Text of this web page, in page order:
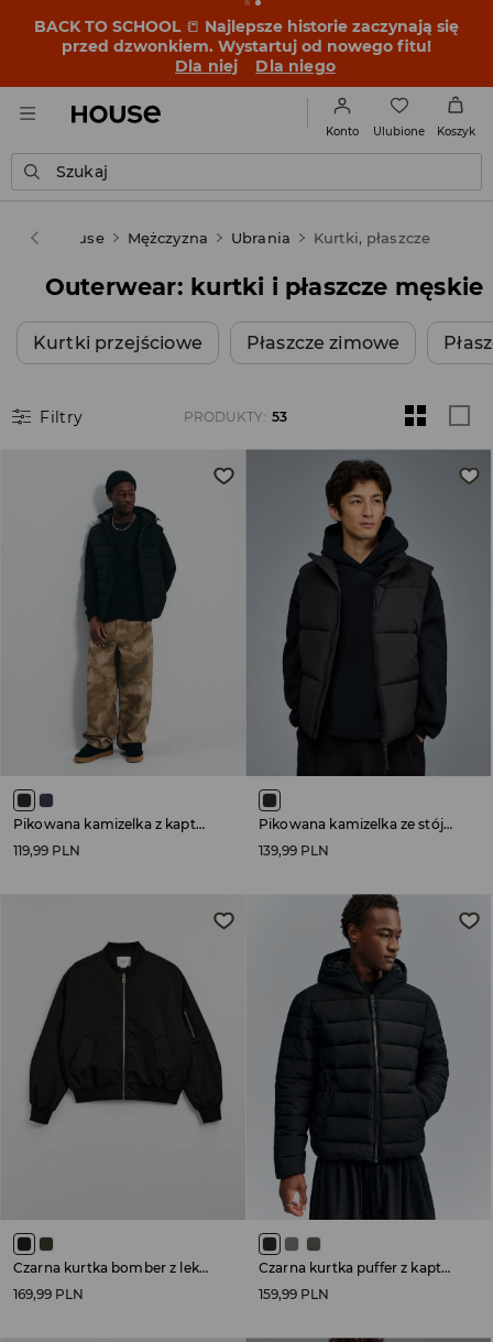
BACK TO SCHOOL 📒 Najlepsze historie zaczynają się
przed dzwonkiem. Wystartuj od nowego fitu!
Dla niej
Dla niego
Konto Ulubione Koszyk
Szukaj
House Mężczyzna Ubrania Kurtki, płaszcze
Outerwear: kurtki i płaszcze męskie
Kurtki przejściowe Płaszcze zimowe
Filtry PRODUKTY: 53
Pikowana kamizelka z kapturem czarna
119,99 PLN
Pikowana kamizelka ze stójką czarna
139,99 PLN
Czarna kurtka bomber z lekkim ociepleniem
169,99 PLN
Czarna kurtka puffer z kapturem
159,99 PLN